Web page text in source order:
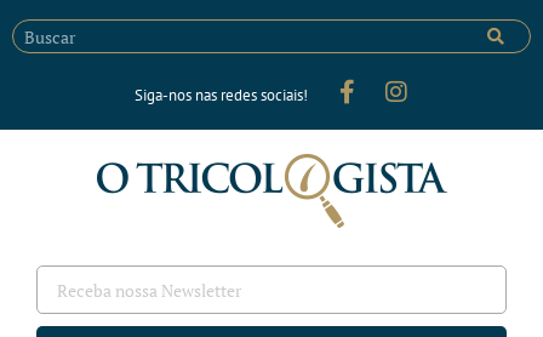
Siga-nos nas redes sociais!